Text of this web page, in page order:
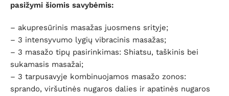
pasižymi šiomis savybėmis:
– akupresūrinis masažas juosmens srityje;
– 3 intensyvumo lygių vibracinis masažas;
– 3 masažo tipų pasirinkimas: Shiatsu, taškinis bei
sukamasis masažai;
– 3 tarpusavyje kombinuojamos masažo zonos:
sprando, viršutinės nugaros dalies ir apatinės nugaros